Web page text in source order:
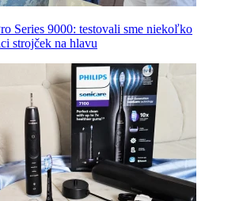
Series 9000: testovali sme niekoľko
strojček na hlavu